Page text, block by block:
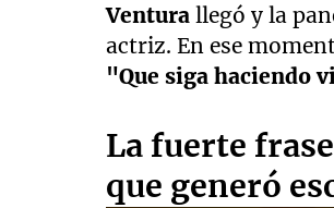
Venturallegó y la
actriz. En ese
"Que siga haciendo
La fuerte
que generó